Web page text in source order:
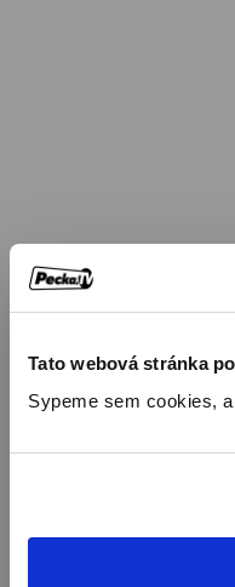
Tato webová stránka
Sypeme sem cookies,